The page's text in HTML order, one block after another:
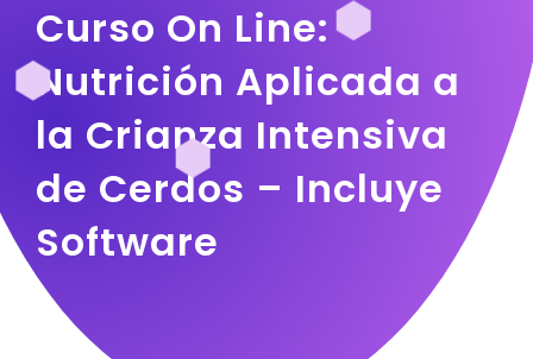
Curso On Line:
Nutrición Aplicada a
la Crianza Intensiva
de Cerdos – Incluye
Software